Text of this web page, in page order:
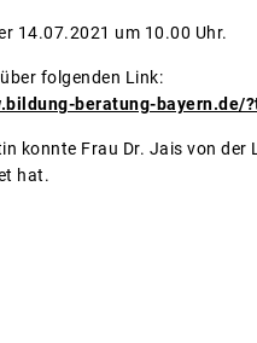
14.07.2021 um 10.00 Uhr.
folgenden Link:
beratung-bayern.de/
konnte Frau Dr. Jais von
hat.